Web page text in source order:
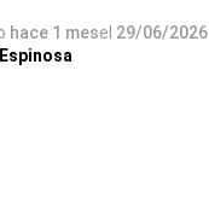
hace 1 mesel 29/06/2026